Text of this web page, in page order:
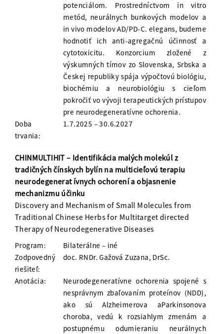
potenciálom. Prostredníctvom in vitro
metód, neurálnych bunkových modelov a
in vivo modelov AD/PD-C. elegans, budeme
hodnotiť ich anti-agregačnú účinnosť a
cytotoxicitu. Konzorcium zložené z
výskumných tímov zo Slovenska, Srbska a
Českej republiky spája výpočtovú biológiu,
biochémiu a neurobiológiu s cieľom
pokročiť vo vývoji terapeutických prístupov
pre neurodegeneratívne ochorenia.
Doba
trvania:
1.7.2025 – 30.6.2027
CHINMULTIHIT – Identifikácia malých molekúl z
tradičných čínskych bylín na multicieľovú terapiu
neurodegenerat ívnych ochorení a objasnenie
mechanizmu účinku
Discovery and Mechanism of Small Molecules from
Traditional Chinese Herbs for Multitarget directed
Therapy of Neurodegenerative Diseases
Program:
Bilaterálne – iné
Zodpovedný
riešiteľ:
doc. RNDr. Gažová Zuzana, DrSc.
Anotácia:
Neurodegeneratívne ochorenia spojené s
nesprávnym zbaľovaním proteínov (NDD),
ako sú Alzheimerova aParkinsonova
choroba, vedú k rozsiahlym zmenám a
postupnému odumieraniu neurálnych